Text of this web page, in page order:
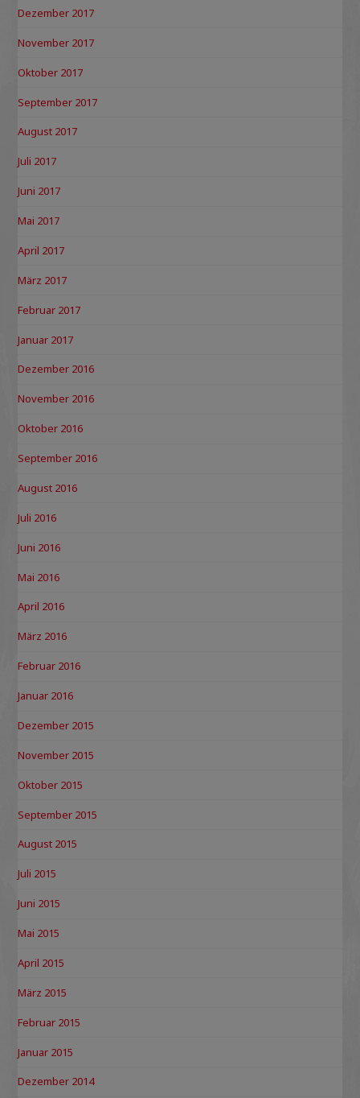
Dezember 2017
November 2017
Oktober 2017
September 2017
August 2017
Juli 2017
Juni 2017
Mai 2017
April 2017
März 2017
Februar 2017
Januar 2017
Dezember 2016
November 2016
Oktober 2016
September 2016
August 2016
Juli 2016
Juni 2016
Mai 2016
April 2016
März 2016
Februar 2016
Januar 2016
Dezember 2015
November 2015
Oktober 2015
September 2015
August 2015
Juli 2015
Juni 2015
Mai 2015
April 2015
März 2015
Februar 2015
Januar 2015
Dezember 2014